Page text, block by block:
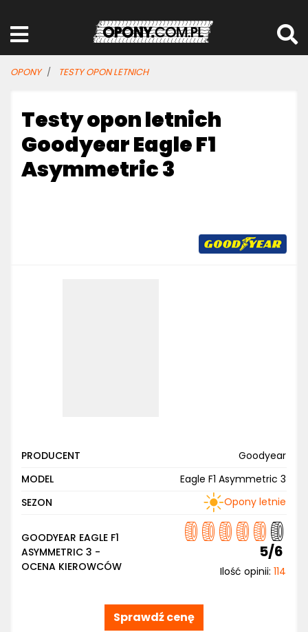
OPONY TESTY OPON LETNICH
Testy opon letnich
Goodyear Eagle F1
Asymmetric 3
PRODUCENT
Goodyear
MODEL
Eagle F1 Asymmetric 3
SEZON
Opony letnie
GOODYEAR EAGLE F1
ASYMMETRIC 3 -
OCENA KIEROWCÓW
5/6
Ilość opinii: 114
Sprawdź cenę